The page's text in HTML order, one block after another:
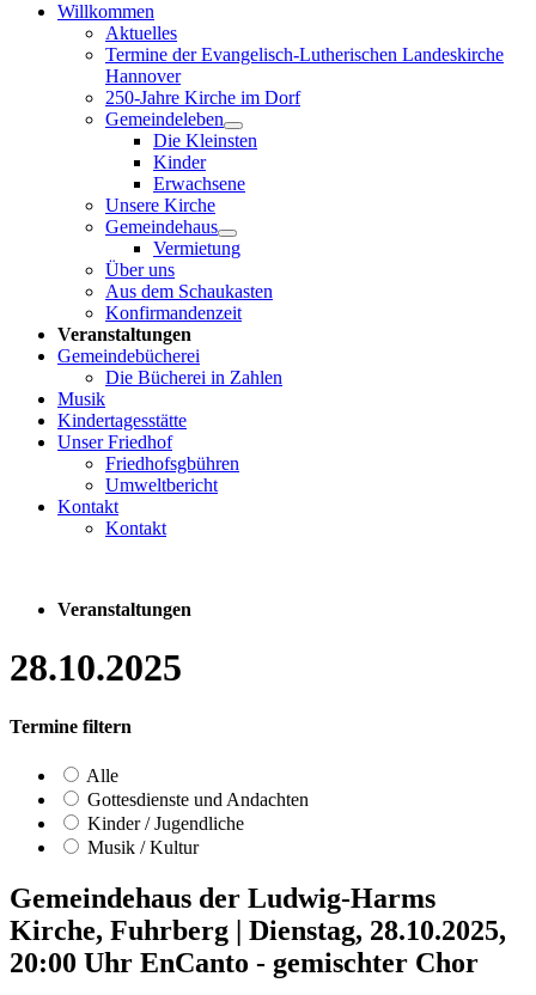
Willkommen
Aktuelles
Termine der Evangelisch-Lutherischen Landeskirche
Hannover
250-Jahre Kirche im Dorf
Gemeindeleben
Die Kleinsten
Kinder
Erwachsene
Unsere Kirche
Gemeindehaus
Vermietung
Über uns
Aus dem Schaukasten
Konfirmandenzeit
Veranstaltungen
Gemeindebücherei
Die Bücherei in Zahlen
Musik
Kindertagesstätte
Unser Friedhof
Friedhofsgbühren
Umweltbericht
Kontakt
Kontakt
Veranstaltungen
28.10.2025
Termine filtern
Alle
Gottesdienste und Andachten
Kinder / Jugendliche
Musik / Kultur
Gemeindehaus der Ludwig-Harms
Kirche, Fuhrberg | Dienstag, 28.10.2025,
20:00 Uhr EnCanto - gemischter Chor